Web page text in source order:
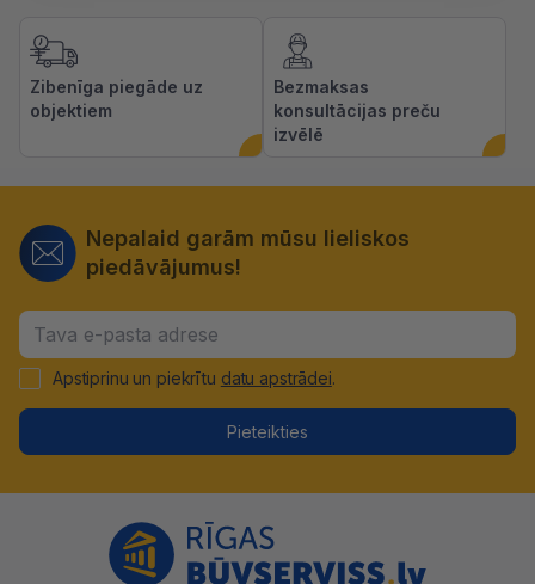
Zibenīga piegāde uz
objektiem
Bezmaksas
konsultācijas preču
izvēlē
Nepalaid garām mūsu lieliskos
piedāvājumus!
Apstiprinu un piekrītu datu apstrādei.
Pieteikties